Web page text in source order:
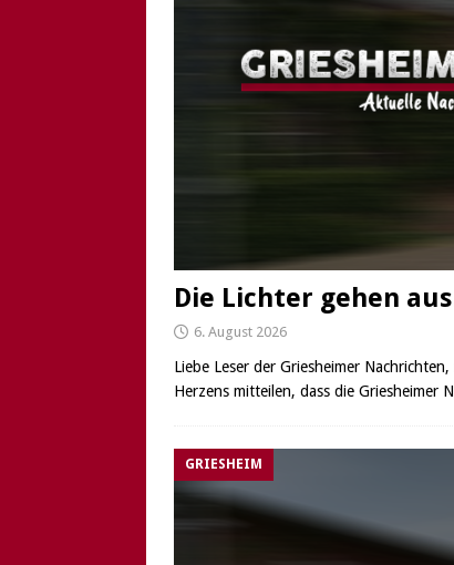
[ 6. August
Die Lichter gehen
6. August 2026
Liebe Leser der Griesheimer
Herzens mitteilen, dass die Griesheimer
GRIESHEIM